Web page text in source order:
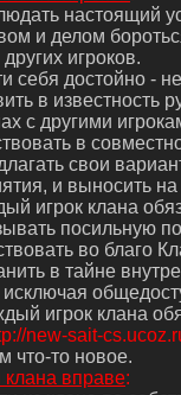
настоящий
и делом
игроков.
себя достойно -
в известность
с другими
в
свои
и выносить
игрок клана
посильную
во благо
в тайне
игрок клана
new-sait-
что-то новое.
вправе: